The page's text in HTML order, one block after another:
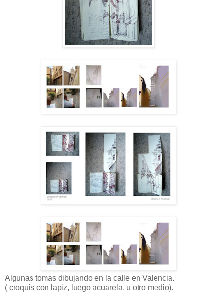
Algunas tomas dibujando en la calle en Valencia.
( croquis con lapiz, luego acuarela, u otro medio).